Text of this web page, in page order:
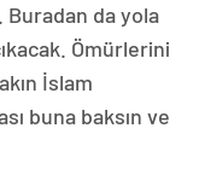
Buradan da yola
Ömürlerini
İslam
buna baksın ve